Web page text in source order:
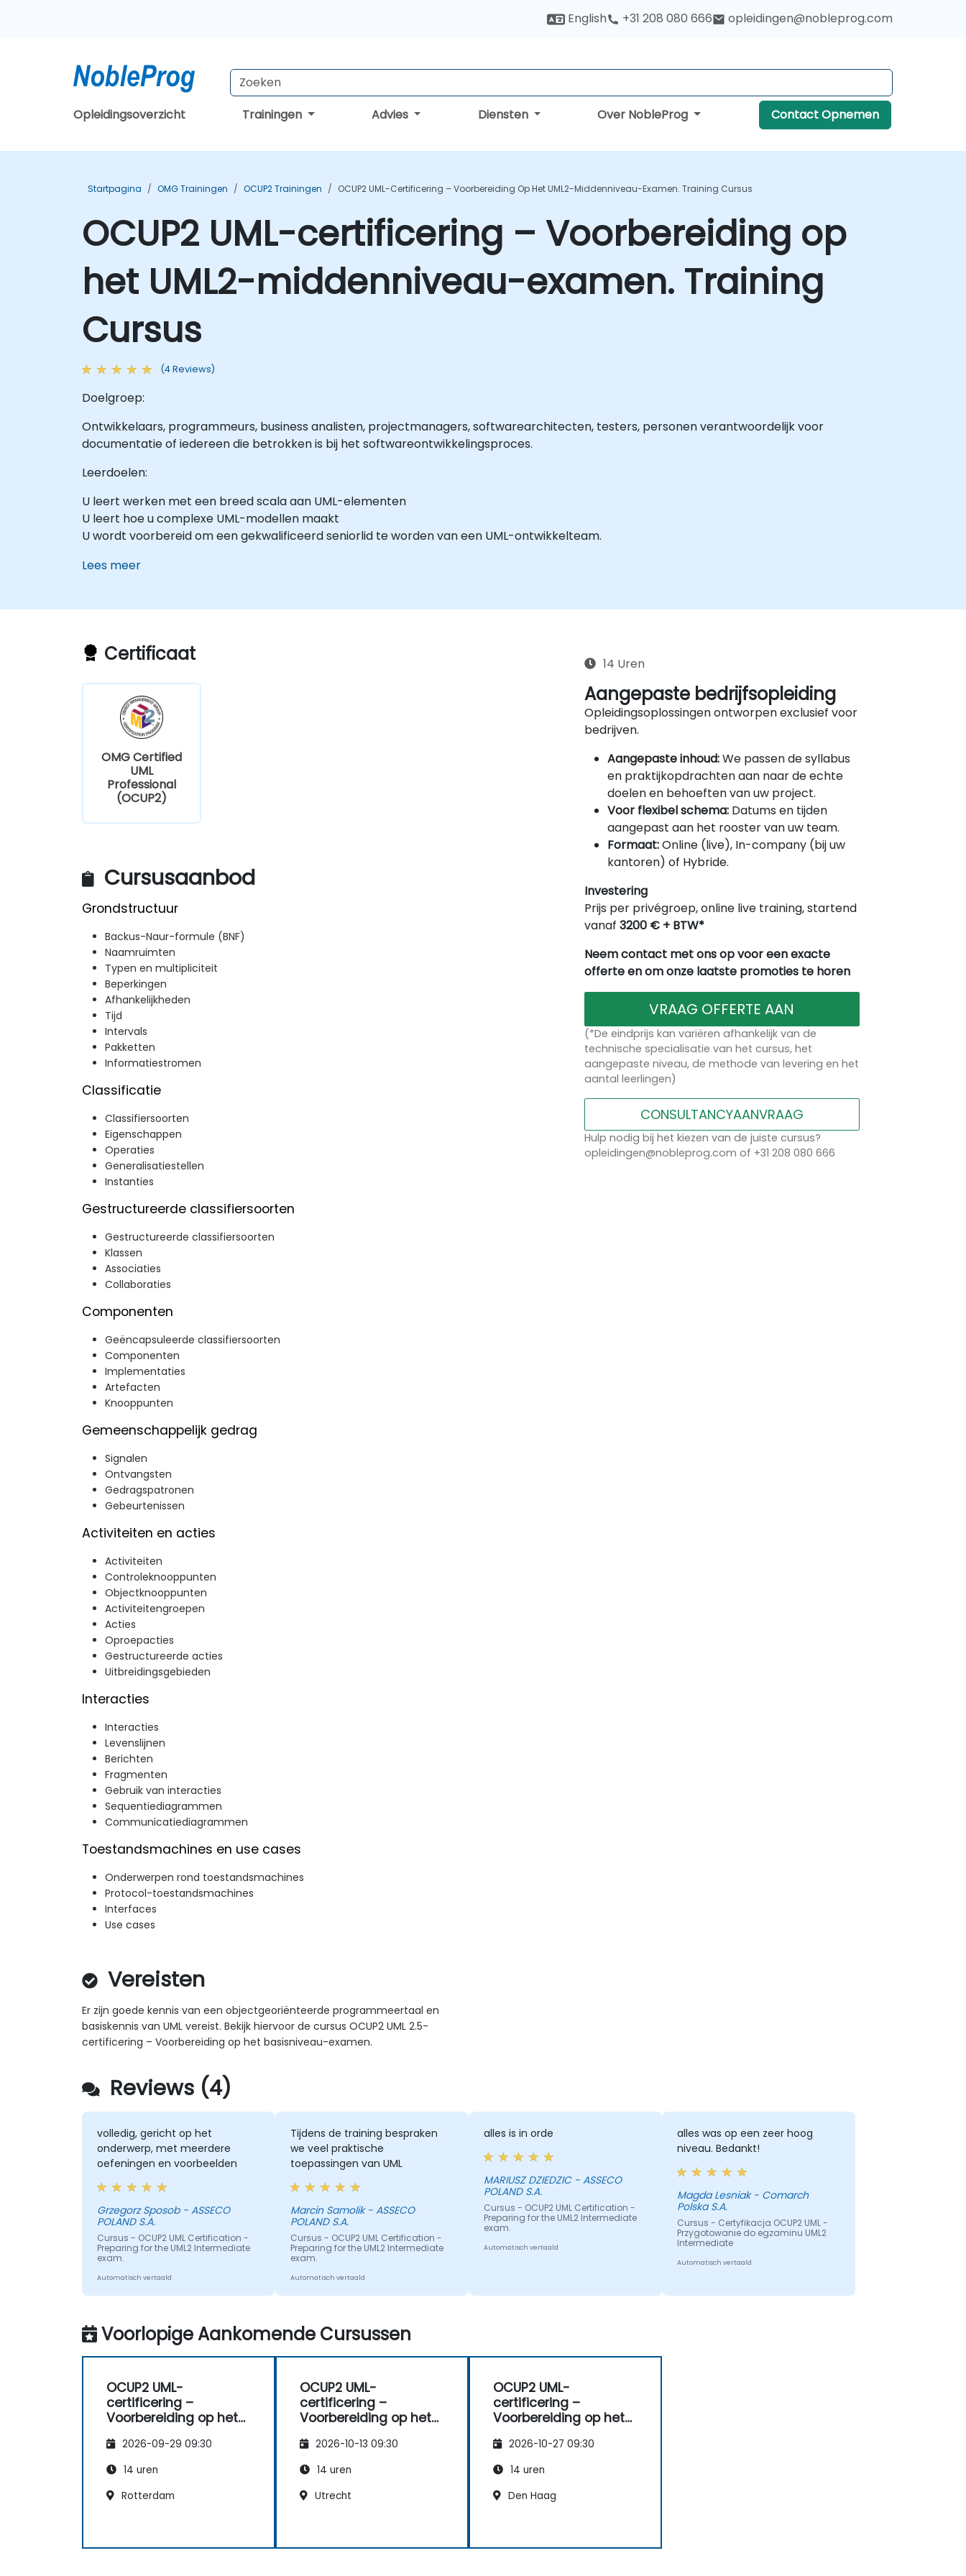
English +31 208 080 666 opleidingen@nobleprog.com
Opleidingsoverzicht Trainingen Advies Diensten Over NobleProg Contact Opnemen
Startpagina OMG Trainingen OCUP2 Trainingen OCUP2 UML-Certificering – Voorbereiding Op Het UML2-Middenniveau-Examen. Training Cursus
OCUP2 UML-certificering – Voorbereiding op
het UML2-middenniveau-examen. Training
Cursus
(4 Reviews)
Doelgroep:
Ontwikkelaars, programmeurs, business analisten, projectmanagers, softwarearchitecten, testers, personen verantwoordelijk voor
documentatie of iedereen die betrokken is bij het softwareontwikkelingsproces.
Leerdoelen:
U leert werken met een breed scala aan UML-elementen
U leert hoe u complexe UML-modellen maakt
U wordt voorbereid om een gekwalificeerd seniorlid te worden van een UML-ontwikkelteam.
Lees meer
Certificaat
OMG Certified
UML
Professional
(OCUP2)
Cursusaanbod
Grondstructuur
Backus-Naur-formule (BNF)
Naamruimten
Typen en multipliciteit
Beperkingen
Afhankelijkheden
Tijd
Intervals
Pakketten
Informatiestromen
Classificatie
Classifiersoorten
Eigenschappen
Operaties
Generalisatiestellen
Instanties
Gestructureerde classifiersoorten
Gestructureerde classifiersoorten
Klassen
Associaties
Collaboraties
Componenten
Geëncapsuleerde classifiersoorten
Componenten
Implementaties
Artefacten
Knooppunten
Gemeenschappelijk gedrag
Signalen
Ontvangsten
Gedragspatronen
Gebeurtenissen
Activiteiten en acties
Activiteiten
Controleknooppunten
Objectknooppunten
Activiteitengroepen
Acties
Oproepacties
Gestructureerde acties
Uitbreidingsgebieden
Interacties
Interacties
Levenslijnen
Berichten
Fragmenten
Gebruik van interacties
Sequentiediagrammen
Communicatiediagrammen
Toestandsmachines en use cases
Onderwerpen rond toestandsmachines
Protocol-toestandsmachines
Interfaces
Use cases
Vereisten
Er zijn goede kennis van een objectgeoriënteerde programmeertaal en
basiskennis van UML vereist. Bekijk hiervoor de cursus OCUP2 UML 2.5-
certificering – Voorbereiding op het basisniveau-examen.
14 Uren
Aangepaste bedrijfsopleiding
Opleidingsoplossingen ontworpen exclusief voor
bedrijven.
Aangepaste inhoud:We passen de syllabus
en praktijkopdrachten aan naar de echte
doelen en behoeften van uw project.
Voor flexibel schema:Datums en tijden
aangepast aan het rooster van uw team.
Formaat:Online (live), In-company (bij uw
kantoren) of Hybride.
Investering
Prijs per privégroep, online live training, startend
vanaf 3200 € + BTW*
Neem contact met ons op voor een exacte
offerte en om onze laatste promoties te horen
VRAAG OFFERTE AAN
(*De eindprijs kan variëren afhankelijk van de
technische specialisatie van het cursus, het
aangepaste niveau, de methode van levering en het
aantal leerlingen)
CONSULTANCYAANVRAAG
Hulp nodig bij het kiezen van de juiste cursus?
opleidingen@nobleprog.com of +31 208 080 666
Reviews (4)
volledig, gericht op het
onderwerp, met meerdere
oefeningen en voorbeelden
Grzegorz Sposob - ASSECO
POLAND S.A.
Cursus - OCUP2 UML Certification -
Preparing for the UML2 Intermediate
exam.
Automatisch vertaald
Tijdens de training bespraken
we veel praktische
toepassingen van UML
Marcin Samolik - ASSECO
POLAND S.A.
Cursus - OCUP2 UML Certification -
Preparing for the UML2 Intermediate
exam.
Automatisch vertaald
alles is in orde
MARIUSZ DZIEDZIC - ASSECO
POLAND S.A.
Cursus - OCUP2 UML Certification -
Preparing for the UML2 Intermediate
exam.
Automatisch vertaald
alles was op een zeer hoog
niveau. Bedankt!
Magda Lesniak - Comarch
Polska S.A.
Cursus - Certyfikacja OCUP2 UML -
Przygotowanie do egzaminu UML2
Intermediate
Automatisch vertaald
Voorlopige Aankomende Cursussen
OCUP2 UML-
certificering –
Voorbereiding op het
examen.
2026-09-29 09:30
14 uren
Rotterdam
OCUP2 UML-
certificering –
Voorbereiding op het
examen.
2026-10-13 09:30
14 uren
Utrecht
OCUP2 UML-
certificering –
Voorbereiding op het
examen.
2026-10-27 09:30
14 uren
Den Haag